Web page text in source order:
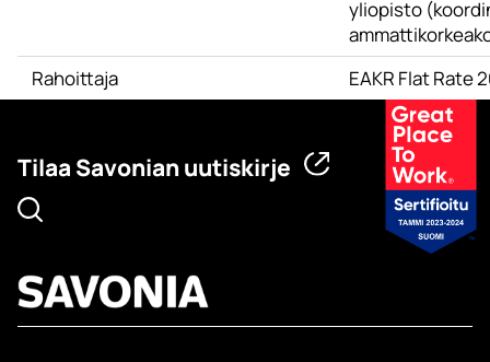
yliopisto
Rahoittaja
EAKR Flat Rate
Tilaa Savonian uutiskirje